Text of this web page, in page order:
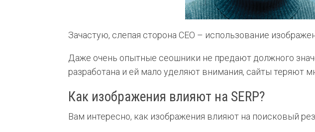
Зачастую, слепая сторона СЕО – использование
Даже очень опытные сеошники не предают должного
разработана и ей мало уделяют внимания, сайты теряют
Как изображения влияют на SERP?
Вам интересно, как изображения влияют на поисковый